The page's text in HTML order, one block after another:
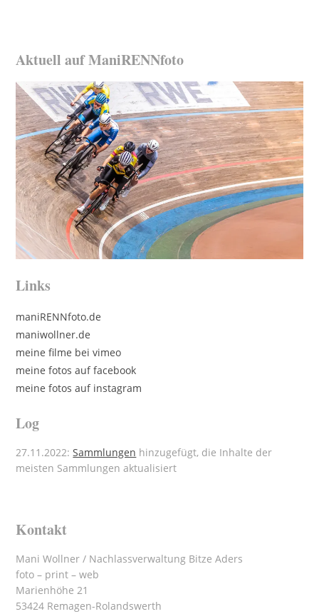
Aktuell auf ManiRENNfoto
Links
maniRENNfoto.de
maniwollner.de
meine filme bei vimeo
meine fotos auf facebook
meine fotos auf instagram
Log
27.11.2022:Sammlungen hinzugefügt, die Inhalte der
meisten Sammlungen aktualisiert
Kontakt
Mani Wollner / Nachlassverwaltung Bitze Aders
foto – print – web
Marienhöhe 21
53424 Remagen-Rolandswerth